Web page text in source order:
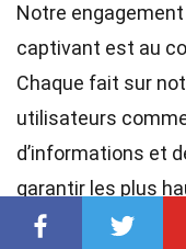
Notre
captivant est au
Chaque fait sur
utilisateurs
d’informations et
garantir les plus
fiabilité, nos